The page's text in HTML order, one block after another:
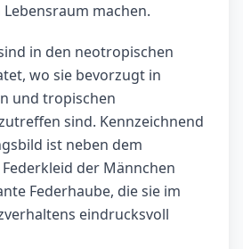
machen.
in den neotropischen
wo sie bevorzugt in
und tropischen
sind. Kennzeichnend
ist neben dem
der Männchen
Federhaube, die sie im
eindrucksvoll